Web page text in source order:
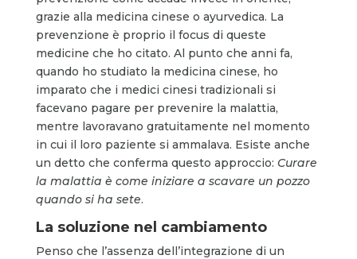
grazie alla medicina cinese o ayurvedica. La
prevenzione è proprio il focus di queste
medicine che ho citato. Al punto che anni fa,
quando ho studiato la medicina cinese, ho
imparato che i medici cinesi tradizionali si
facevano pagare per prevenire la malattia,
mentre lavoravano gratuitamente nel momento
in cui il loro paziente si ammalava. Esiste anche
un detto che conferma questo approccio: Curare
la malattia è come iniziare a scavare un pozzo
quando si ha sete.
La soluzione nel cambiamento
Penso che l’assenza dell’integrazione di un